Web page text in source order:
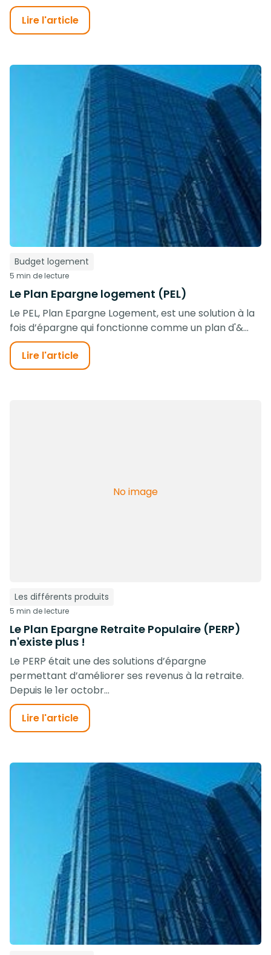
Lire l'article
Budget logement
5 min de lecture
Le Plan Epargne logement (PEL)
Le PEL, Plan Epargne Logement, est une solution à la
fois d’épargne qui fonctionne comme un plan d'&...
Lire l'article
No image
Les différents produits
5 min de lecture
Le Plan Epargne Retraite Populaire (PERP)
n'existe plus !
Le PERP était une des solutions d’épargne
permettant d’améliorer ses revenus à la retraite.
Depuis le 1er octobr...
Lire l'article